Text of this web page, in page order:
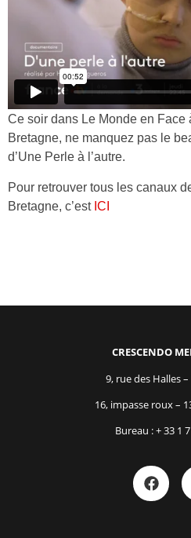
Ce soir dans Le Monde en Face
Bretagne, ne manquez pas le
d’Une Perle à l’autre.
Pour retrouver tous les canaux
Bretagne, c’est ICI
CRESCENDO
9, rue des Halles
16, impasse roux –
Bureau : + 33 1